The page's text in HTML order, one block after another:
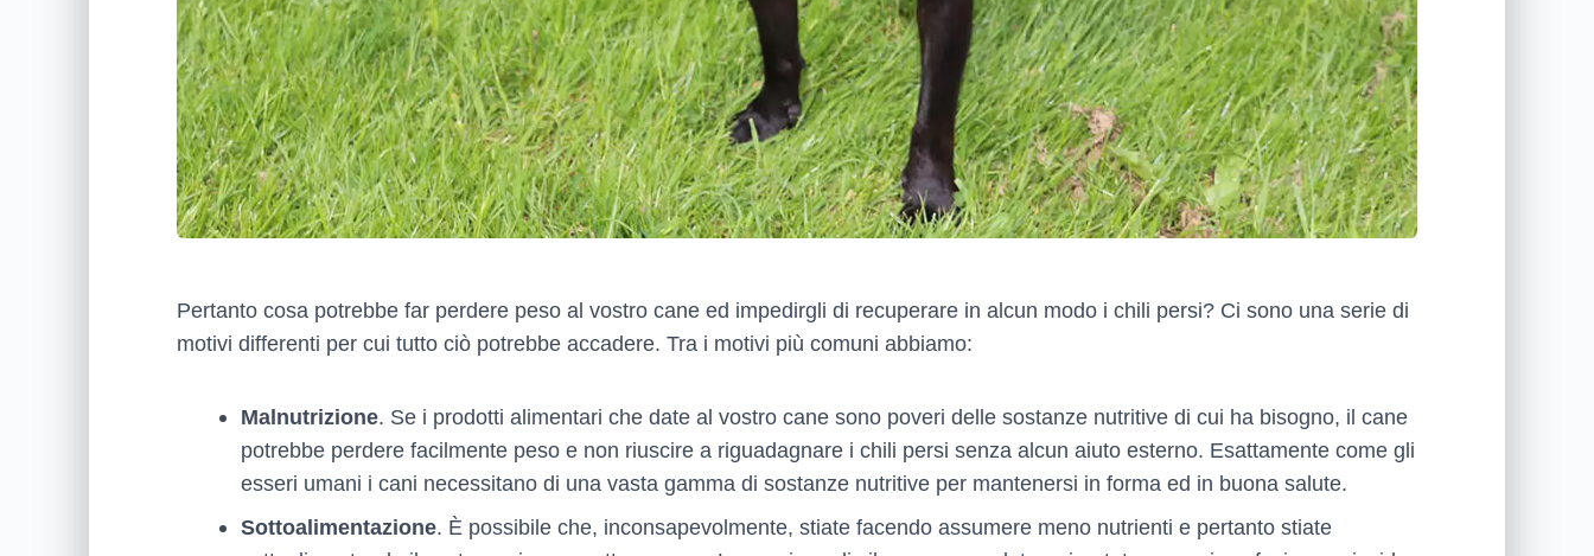
Pertanto cosa potrebbe far perdere peso al vostro cane ed impedirgli di recuperare in alcun modo i chili persi? Ci sono una serie di
motivi differenti per cui tutto ciò potrebbe accadere. Tra i motivi più comuni abbiamo:
Malnutrizione. Se i prodotti alimentari che date al vostro cane sono poveri delle sostanze nutritive di cui ha bisogno, il cane
potrebbe perdere facilmente peso e non riuscire a riguadagnare i chili persi senza alcun aiuto esterno. Esattamente come gli
esseri umani i cani necessitano di una vasta gamma di sostanze nutritive per mantenersi in forma ed in buona salute.
Sottoalimentazione. È possibile che, inconsapevolmente, stiate facendo assumere meno nutrienti e pertanto stiate